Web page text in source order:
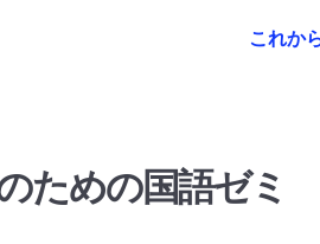
これか
ための国語ゼミ